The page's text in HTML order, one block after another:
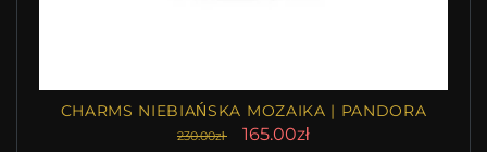
CHARMS NIEBIAŃSKA MOZAIKA | PANDORA
230.00zł 165.00zł